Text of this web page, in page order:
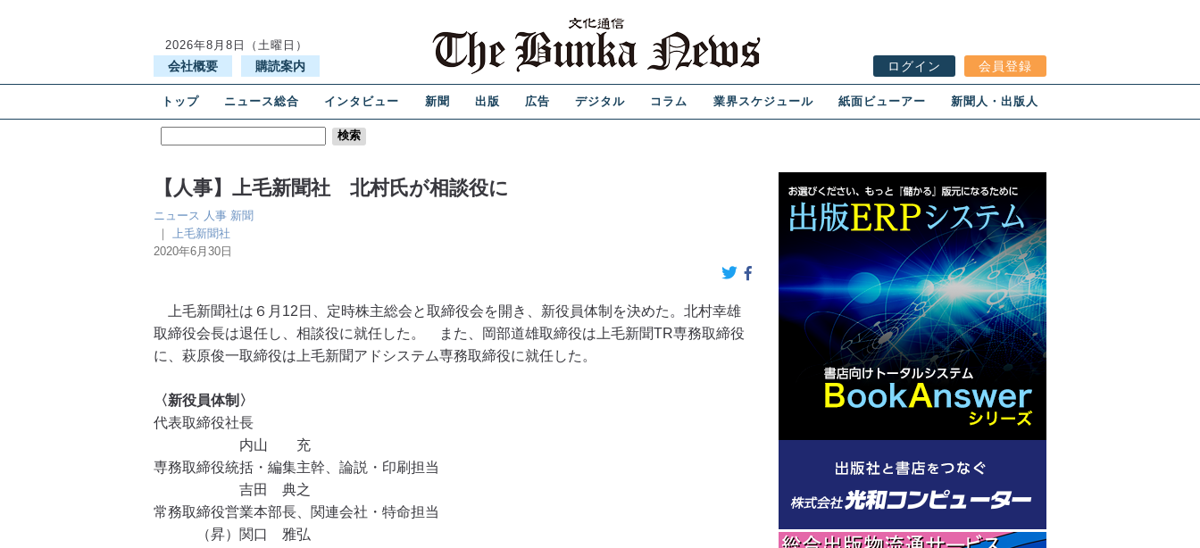
2026年8月8日（土曜日）
会社概要 購読案内 ログイン 会員登録
トップ ニュース総合 インタビュー 新聞 出版 広告 デジタル コラム 業界スケジュール 紙面ビューアー 新聞人・出版人
【人事】上毛新聞社 北村氏が相談役に
ニュース 人事 新聞
｜ 上毛新聞社
2020年6月30日
上毛新聞社は６月12日、定時株主総会と取締役会を開き、新役員体制を決めた。北村幸雄
取締役会長は退任し、相談役に就任した。 また、岡部道雄取締役は上毛新聞TR専務取締役
に、萩原俊一取締役は上毛新聞アドシステム専務取締役に就任した。
〈新役員体制〉
代表取締役社長
内山 充
専務取締役統括・編集主幹、論説・印刷担当
吉田 典之
常務取締役営業本部長、関連会社・特命担当
（昇）関口 雅弘